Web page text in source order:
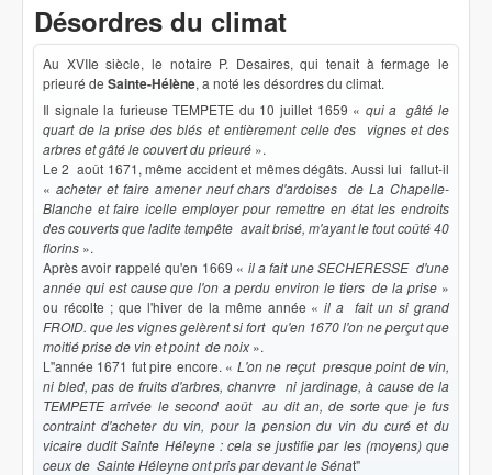
Désordres du climat
Au XVIIe siècle, le notaire P. Desaires, qui tenait à fermage le
prieuré de Sainte-Hélène, a noté les désordres du climat.
Il signale la furieuse TEMPETE du 10 juillet 1659 « qui a gâté le
quart de la prise des blés et entièrement celle des vignes et des
arbres et gâté le couvert du prieuré ».
Le 2 août 1671, même accident et mêmes dégâts. Aussi lui fallut-il
« acheter et faire amener neuf chars d'ardoises de La Chapelle-
Blanche et faire icelle employer pour remettre en état les endroits
des couverts que ladite tempête avait brisé, m'ayant le tout coûté 40
florins ».
Après avoir rappelé qu'en 1669 « il a fait une SECHERESSE d'une
année qui est cause que l'on a perdu environ le tiers de la prise »
ou récolte ; que l'hiver de la même année «il a fait un si grand
FROID. que les vignes gelèrent si fort qu'en 1670 l'on ne perçut que
moitié prise de vin et point de noix ».
L''année 1671 fut pire encore. « L'on ne reçut presque point de vin,
ni bled, pas de fruits d'arbres, chanvre ni jardinage, à cause de la
TEMPETE arrivée le second août au dit an, de sorte que je fus
contraint d'acheter du vin, pour la pension du vin du curé et du
vicaire dudit Sainte Héleyne : cela se justifie par les (moyens) que
ceux de Sainte Héleyne ont pris par devant le Sénat"